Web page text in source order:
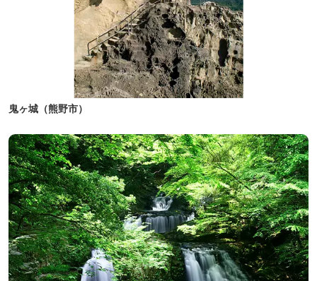
鬼ヶ城（熊野市）